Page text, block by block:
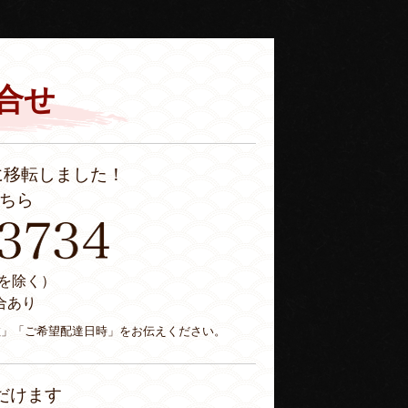
せ
転しました！
ら
除く）
あり
「ご希望配達日時」をお伝えください。
けます